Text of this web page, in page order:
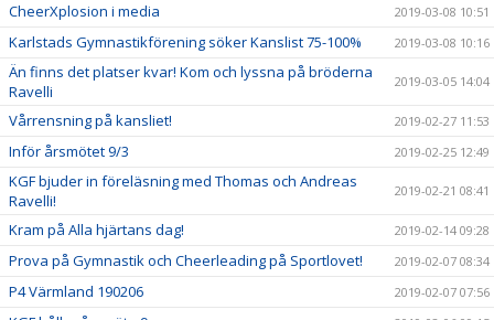
CheerXplosion i media 2019-03-08 10:51
Karlstads Gymnastikförening söker Kanslist 75-100% 2019-03-08 10:16
Än finns det platser kvar! Kom och lyssna på bröderna
Ravelli
2019-03-05 14:04
Vårrensning på kansliet! 2019-02-27 11:53
Inför årsmötet 9/3 2019-02-25 12:49
KGF bjuder in föreläsning med Thomas och Andreas
Ravelli!
2019-02-21 08:41
Kram på Alla hjärtans dag! 2019-02-14 09:28
Prova på Gymnastik och Cheerleading på Sportlovet! 2019-02-07 08:34
P4 Värmland 190206 2019-02-07 07:56